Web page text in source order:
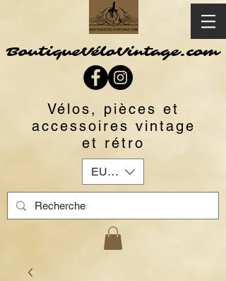
BoutiqueVéloVintage.com
Vélos, pièces et
accessoires vintage
et rétro
EUR (€)